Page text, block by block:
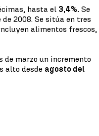
hasta el 3,4%. Se
2008. Se sitúa en tres
alimentos frescos,
de marzo un incremento
alto desde agosto del